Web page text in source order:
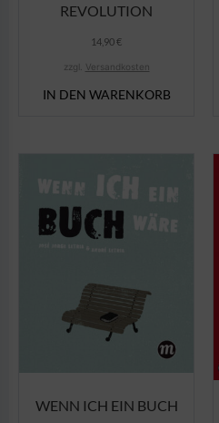
REVOLUTION
14,90€
zzgl. Versandkosten
IN DEN WARENKORB
WENN ICH EIN BUCH